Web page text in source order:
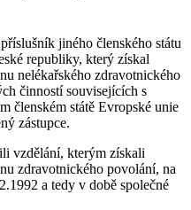
jiného členského státu
republiky, který získal
nelékařského zdravotnického
činností souvisejících s
členském státě Evropské unie
zástupce.
vzdělání, kterým získali
zdravotnického povolání, na
a tedy v době společné